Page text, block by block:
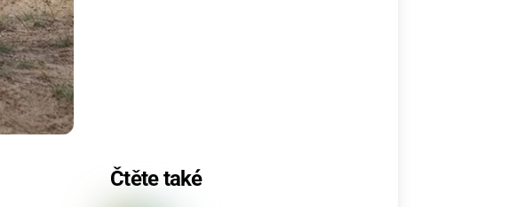
Čtěte také